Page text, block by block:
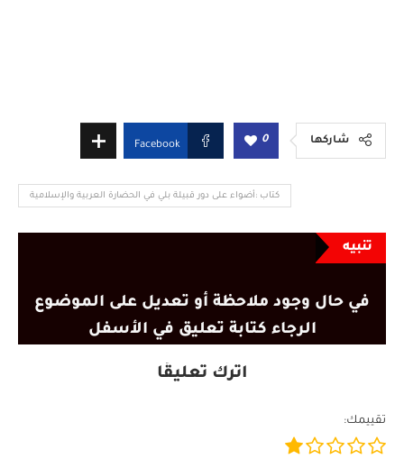
شاركها 0
Facebook
كتاب :أضواء على دور قبيلة بلي في الحضارة العربية والإسلامية
تنبيه
في حال وجود ملاحظة أو تعديل على الموضوع
الرجاء كتابة تعليق في الأسفل
اترك تعليقًا
تقييمك: